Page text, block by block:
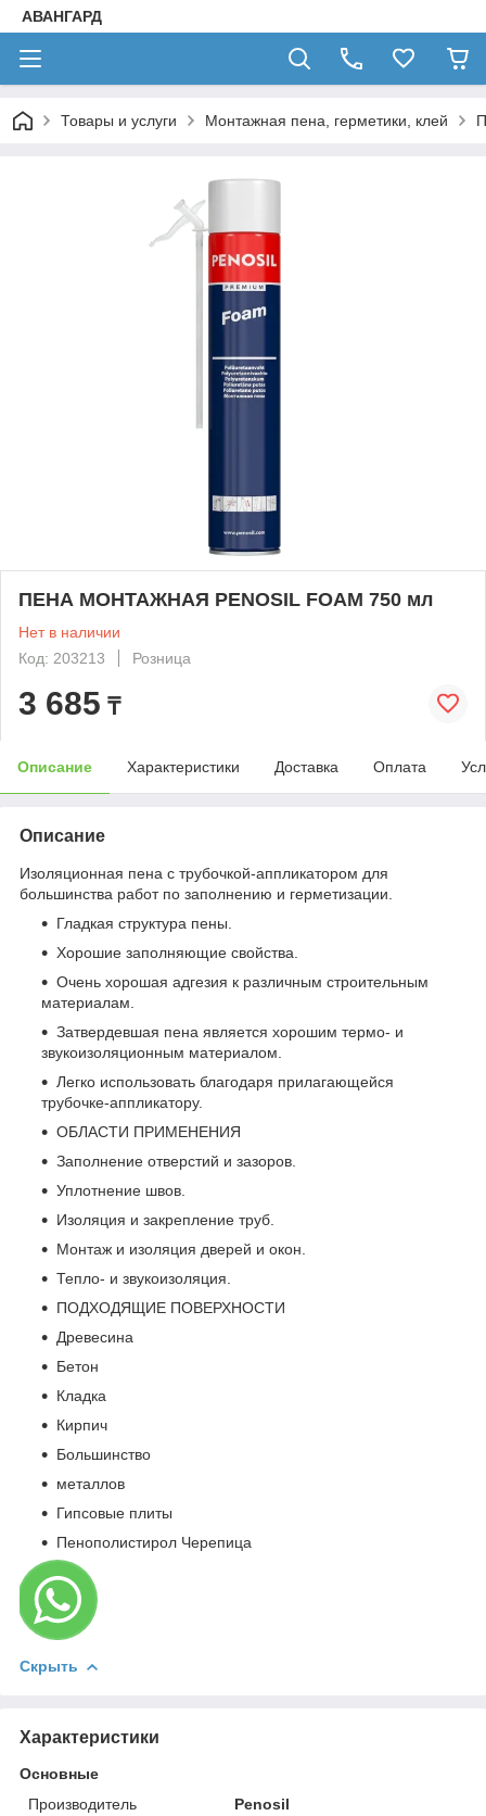
АВАНГАРД
Товары и услуги Монтажная пена, герметики, клей
ПЕНА МОНТАЖНАЯ PENOSIL FOAM 750 мл
Нет в наличии
Код: 203213
Розница
3 685 ₸
Описание Характеристики Доставка Оплата
Описание
Изоляционная пена с трубочкой-аппликатором для
большинства работ по заполнению и герметизации.
Гладкая структура пены.
Хорошие заполняющие свойства.
Очень хорошая адгезия к различным строительным
материалам.
Затвердевшая пена является хорошим термо- и
звукоизоляционным материалом.
Легко использовать благодаря прилагающейся
трубочке-аппликатору.
ОБЛАСТИ ПРИМЕНЕНИЯ
Заполнение отверстий и зазоров.
Уплотнение швов.
Изоляция и закрепление труб.
Монтаж и изоляция дверей и окон.
Тепло- и звукоизоляция.
ПОДХОДЯЩИЕ ПОВЕРХНОСТИ
Древесина
Бетон
Кладка
Кирпич
Большинство
металлов
Гипсовые плиты
Пенополистирол Черепица
Скрыть
Характеристики
Основные
Производитель
Penosil